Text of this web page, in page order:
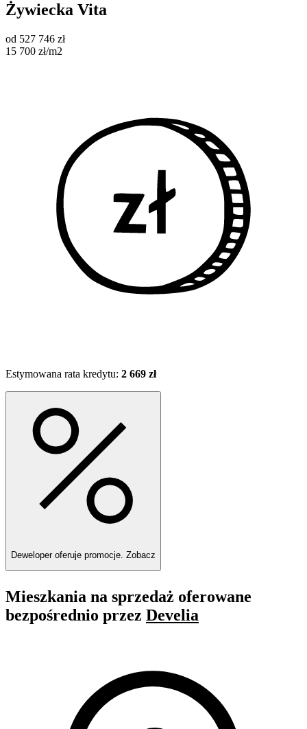
Żywiecka Vita
od 527 746 zł
15 700 zł/m2
Estymowana rata kredytu: 2 669 zł
Deweloper oferuje promocje. Zobacz
Mieszkania na sprzedaż oferowane
bezpośrednio przez Develia